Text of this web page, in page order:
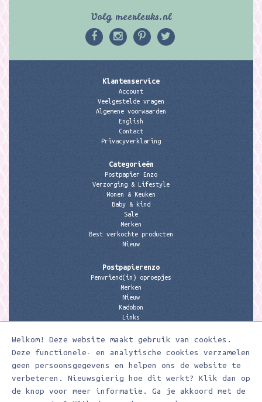
Welkom! Deze website maakt gebruik van cookies.
Deze functionele- en analytische cookies verzamelen
geen persoonsgegevens en helpen ons de website te
verbeteren. Nieuwsgierig hoe dit werkt? Klik dan op
de knop voor meer informatie. Ga je akkoord met de
Volg meerleuks.nl
Klantenservice
Account
Veelgestelde vragen
Algemene voorwaarden
English
Contact
Privacyverklaring
Categorieën
Postpapier Enzo
Verzorging & Lifestyle
Wonen & Keuken
Baby & kind
Sale
Merken
Best verkochte producten
Nieuw
Postpapierenzo
Penvriend(in) oproepjes
Merken
Nieuw
Kadobon
Links
Contactgegevens
Meerleuks
anita@meerleuks.nl
06 – 107 163 36
KVK nummer: 58807179
BTW nummer: 853190859B01